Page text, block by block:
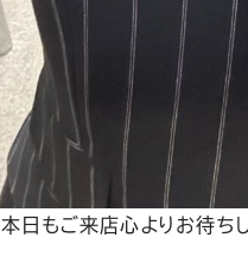
本日もご来店心よりお待ちし